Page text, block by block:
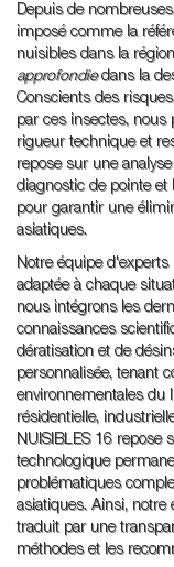
Depuis de
imposé comme la
nuisibles dans la
approfondiedans la
Conscients des
par ces insectes, nous
rigueur technique et
repose sur une
diagnostic de pointe
pour garantir une
asiatiques.
Notre équipe
adaptée à chaque
nous intégrons les
connaissances
dératisation et de
personnalisée, tenant
environnementales du
résidentielle,
NUISIBLES 16 repose
technologique
problématiques
asiatiques. Ainsi, notre
traduit par une
méthodes et les